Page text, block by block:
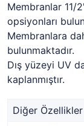
Membranlar 11/
opsiyonları
Membranlara
bulunmaktadır.
Dış yüzeyi UV
kaplanmıştır.
Diğer Özellikler